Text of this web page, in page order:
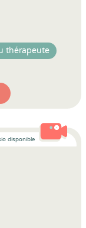
thérapeute
disponible